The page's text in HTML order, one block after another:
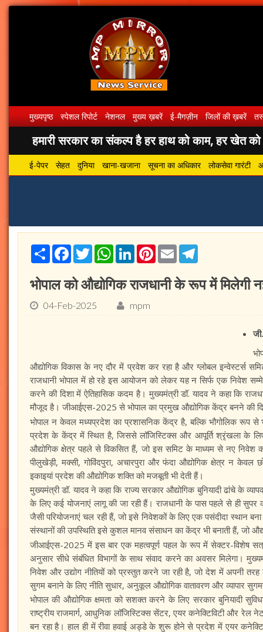
मुख्यपृष्ठ स्पेशल रिपोर्ट नेशनल मुख्य ख़बरें ई-मैगज़ीन जिलों की ख़बरें
हमारी सरकार का संकल्प है हर हाथ को काम, हर खेत को
ई-पेपर सेहत दुनिया खाना-खजाना सूचना का अधिकार लोकसेवा गारंटी
ShareFacebook
TwitterWhatsApp
LinkedInPinterest
Email
भोपाल को औद्योगिक राजधानी के रूप में मिलेगी
04-Feb-2025 mpm
औद्योगिक विकास के नए दौर में प्रवेश कर रहा है और ग्लोबल इन्वेस्टर्स
राजधानी भोपाल में हो रहे इस आयोजन को लेकर यह न सिर्फ एक निवेश
करने की दिशा में ऐतिहासिक कदम है। मुख्यमंत्री डॉ. यादव ने कहा कि
मौजूद है। जीआईएस-2025 से भोपाल का प्रमुख औद्योगिक केंद्र बनने की
भोपाल न केवल मध्यप्रदेश का प्रशासनिक केंद्र है, बल्कि भौगोलिक रूप से
प्रदेश के केंद्र में स्थित है, जिससे लॉजिस्टिक्स और आपूर्ति श्रृंखला के
औद्योगिक क्षेत्र पहले से विकसित हैं, जो इस समिट के माध्यम से नए निवेश
पीलुखेड़ी, मक्सी, गोविंदपुरा, अचारपुरा और फंदा औद्योगिक क्षेत्र न केवल
इकाइयां प्रदेश की औद्योगिक शक्ति को मजबूती भी देती हैं।
मुख्यमंत्री डॉ. यादव ने कहा कि राज्य सरकार औद्योगिक बुनियादी ढांचे के
के लिए कई योजनाएं लागू की जा रही हैं। राजधानी के पास पहले से ही सुपर
जैसी परियोजनाएं चल रही हैं, जो इसे निवेशकों के लिए एक पसंदीदा स्थान
संस्थानों की उपस्थिति इसे कुशल मानव संसाधन का केंद्र भी बनाती हैं, जो
जीआईएस-2025 में इस बार एक महत्वपूर्ण पहल के रूप में सेक्टर-विशेष
अनुसार सीधे संबंधित विभागों के साथ संवाद करने का अवसर मिलेगा।
निवेश और उद्योग नीतियों को प्रस्तुत करने जा रही है, जो देश में अपनी
सुगम बनाने के लिए नीति सुधार, अनुकूल औद्योगिक वातावरण और व्यापार
भोपाल की औद्योगिक क्षमता को सशक्त करने के लिए सरकार बुनियादी
राष्ट्रीय राजमार्ग, आधुनिक लॉजिस्टिक्स सेंटर, एयर कनेक्टिविटी और रेल
बन रहा है। हाल ही में रीवा हवाई अड्डे के शुरू होने से प्रदेश में एयर